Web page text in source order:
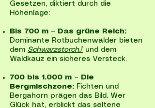
Gesetzen, diktiert durch die
Höhenlage:
Bis 700 m – Das grüne Reich:
Dominante Rotbuchenwälder bieten
dem Schwarzstorch⤴und dem
Waldkauz ein sicheres Versteck.
700 bis 1.000 m – Die
Bergmischzone: Fichten und
Bergahorn prägen das Bild. Wer
Glück hat, erblickt das seltene